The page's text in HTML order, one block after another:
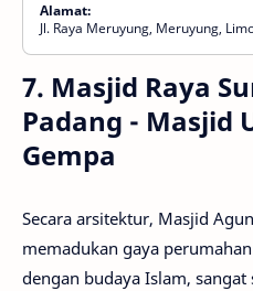
Alamat:
Jl. Raya Meruyung, Meruyung,
7. Masjid Raya
Padang - Masjid
Gempa
Secara arsitektur, Masjid
memadukan gaya
dengan budaya Islam,